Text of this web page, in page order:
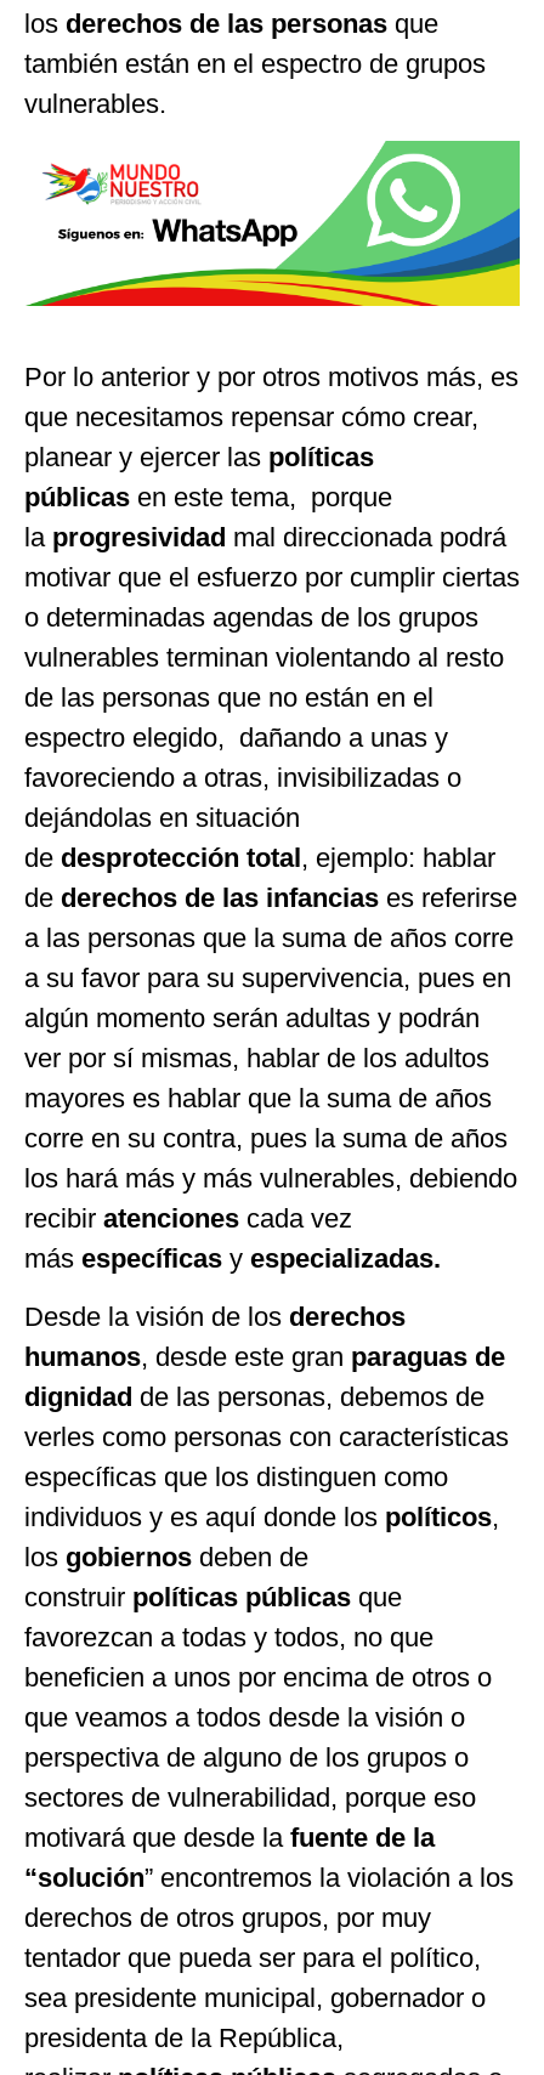
los derechos de las personas que
también están en el espectro de grupos
vulnerables.
Por lo anterior y por otros motivos más, es
que necesitamos repensar cómo crear,
planear y ejercer las políticas
públicas en este tema, porque
laprogresividad mal direccionada podrá
motivar que el esfuerzo por cumplir ciertas
o determinadas agendas de los grupos
vulnerables terminan violentando al resto
de las personas que no están en el
espectro elegido, dañando a unas y
favoreciendo a otras, invisibilizadas o
dejándolas en situación
de desprotección total , ejemplo: hablar
de derechos de las infancias es referirse
a las personas que la suma de años corre
a su favor para su supervivencia, pues en
algún momento serán adultas y podrán
ver por sí mismas, hablar de los adultos
mayores es hablar que la suma de años
corre en su contra, pues la suma de años
los hará más y más vulnerables, debiendo
recibir atenciones cada vez
más específicas y especializadas.
Desde la visión de los derechos
humanos, desde este gran paraguas de
dignidad de las personas, debemos de
verles como personas con características
específicas que los distinguen como
individuos y es aquí donde los políticos,
los gobiernos deben de
construir políticas públicas que
favorezcan a todas y todos, no que
beneficien a unos por encima de otros o
que veamos a todos desde la visión o
perspectiva de alguno de los grupos o
sectores de vulnerabilidad, porque eso
motivará que desde la fuente de la
“solución” encontremos la violación a los
derechos de otros grupos, por muy
tentador que pueda ser para el político,
sea presidente municipal, gobernador o
presidenta de la República,